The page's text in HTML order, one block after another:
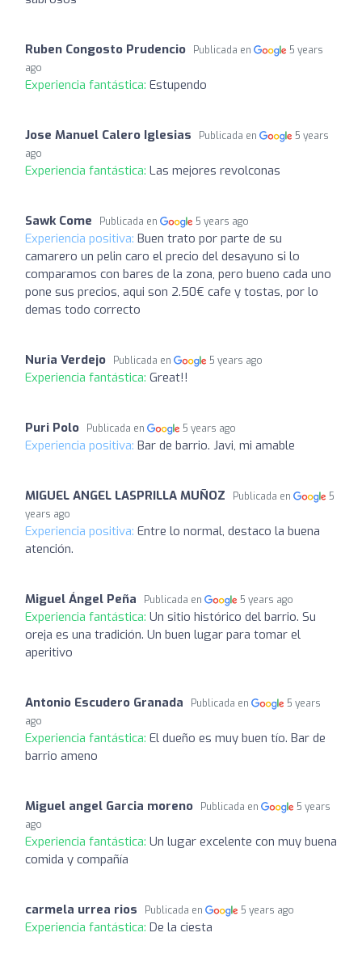
Ruben Congosto Prudencio Publicada en
5 years
ago
Experiencia fantástica: Estupendo
Jose Manuel Calero Iglesias Publicada en
5 years
ago
Experiencia fantástica: Las mejores revolconas
Sawk Come Publicada en 5 years ago
Experiencia positiva: Buen trato por parte de su
camarero un pelin caro el precio del desayuno si lo
comparamos con bares de la zona, pero bueno cada uno
pone sus precios, aqui son 2.50€ cafe y tostas, por lo
demas todo correcto
Nuria Verdejo Publicada en 5 years ago
Experiencia fantástica: Great!!
Puri Polo Publicada en 5 years ago
Experiencia positiva: Bar de barrio. Javi, mi amable
MIGUEL ANGEL LASPRILLA MUÑOZ Publicada en
5
years ago
Experiencia positiva: Entre lo normal, destaco la buena
atención.
Miguel Ángel Peña Publicada en 5 years ago
Experiencia fantástica: Un sitio histórico del barrio. Su
oreja es una tradición. Un buen lugar para tomar el
aperitivo
Antonio Escudero Granada Publicada en
5 years
ago
Experiencia fantástica: El dueño es muy buen tío. Bar de
barrio ameno
Miguel angel Garcia moreno Publicada en
5 years
ago
Experiencia fantástica: Un lugar excelente con muy buena
comida y compañía
carmela urrea rios Publicada en 5 years ago
Experiencia fantástica: De la ciesta